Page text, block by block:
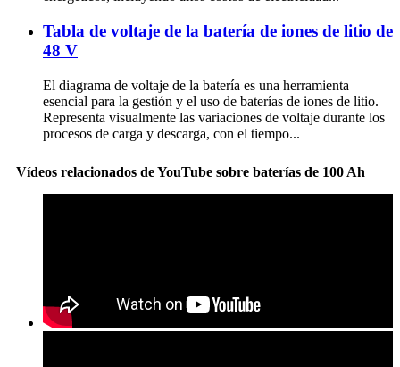
Tabla de voltaje de la batería de iones de litio de
48 V
El diagrama de voltaje de la batería es una herramienta
esencial para la gestión y el uso de baterías de iones de litio.
Representa visualmente las variaciones de voltaje durante los
procesos de carga y descarga, con el tiempo...
Vídeos relacionados de YouTube sobre baterías de 100 Ah